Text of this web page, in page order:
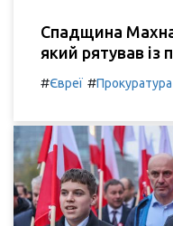
Спадщина
який рятував із
#Євреї #Прокуратура